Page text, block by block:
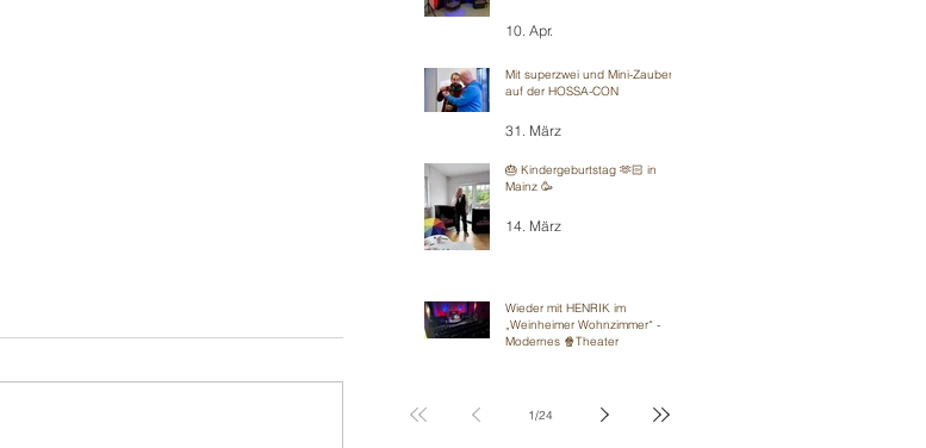
10. Apr.
Mit superzwei und Mini-Zauberei
auf der HOSSA-CON
31. März
🎂 Kindergeburtstag 🫶🏻 in
Mainz 🥳
14. März
Wieder mit HENRIK im
„Weinheimer Wohnzimmer“ -
Modernes 🍿Theater
1/24